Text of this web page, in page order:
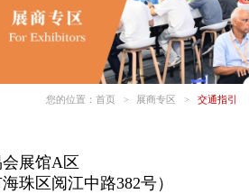
您的位置： 首页 > 展商专区 > 交通指引
展馆A区
珠区阅江中路382号）